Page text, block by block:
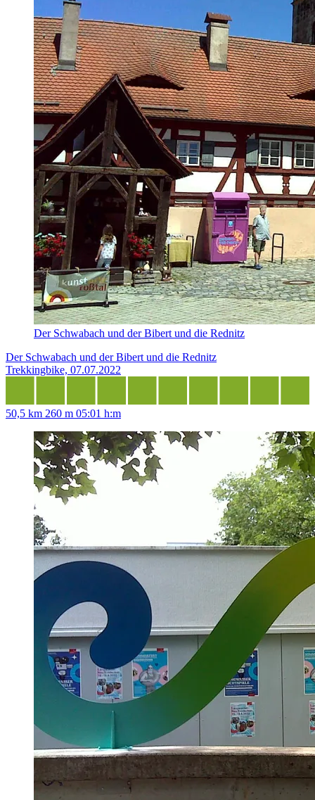
Der Schwabach und der Bibert und die Rednitz
Der Schwabach und der Bibert und die Rednitz
Trekkingbike, 07.07.2022
50,5 km 260 m 05:01 h:m